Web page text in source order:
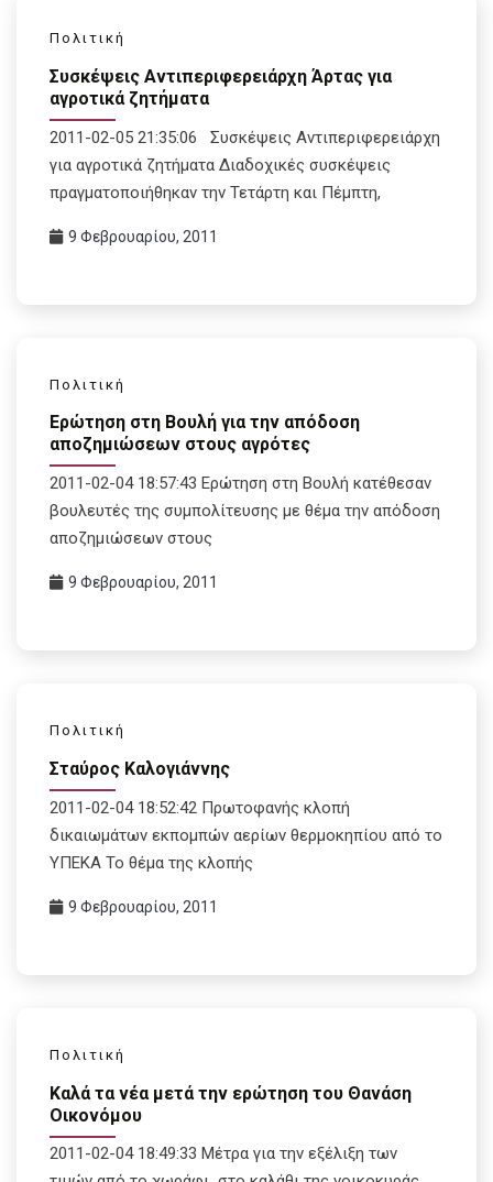
Πολιτική
Συσκέψεις Αντιπεριφερειάρχη Άρτας για
αγροτικά ζητήματα
2011-02-05 21:35:06 Συσκέψεις Αντιπεριφερειάρχη
για αγροτικά ζητήματα Διαδοχικές συσκέψεις
πραγματοποιήθηκαν την Τετάρτη και Πέμπτη,
9 Φεβρουαρίου, 2011
Πολιτική
Ερώτηση στη Βουλή για την απόδοση
αποζημιώσεων στους αγρότες
2011-02-04 18:57:43 Ερώτηση στη Βουλή κατέθεσαν
βουλευτές της συμπολίτευσης με θέμα την απόδοση
αποζημιώσεων στους
9 Φεβρουαρίου, 2011
Πολιτική
Σταύρος Καλογιάννης
2011-02-04 18:52:42 Πρωτοφανής κλοπή
δικαιωμάτων εκπομπών αερίων θερμοκηπίου από το
ΥΠΕΚΑ Το θέμα της κλοπής
9 Φεβρουαρίου, 2011
Πολιτική
Καλά τα νέα μετά την ερώτηση του Θανάση
Οικονόμου
2011-02-04 18:49:33 Μέτρα για την εξέλιξη των